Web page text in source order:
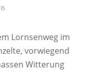
Lornsenweg im
vorwiegend
Witterung